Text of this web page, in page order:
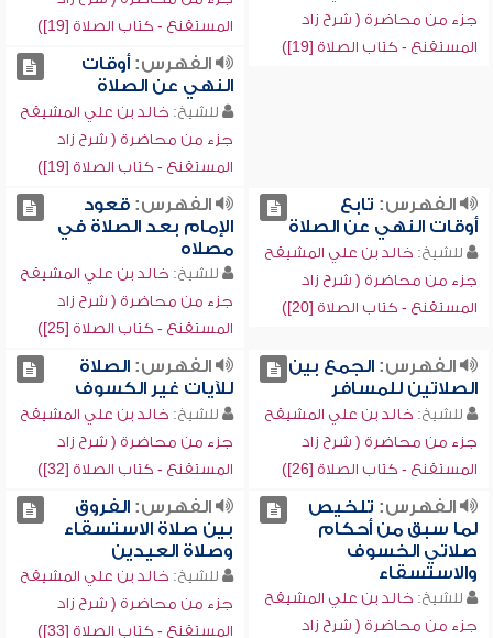
جزء من محاضرة ( شرح زاد
المستقنع - كتاب الصلاة [19])
المستقنع - كتاب الصلاة [19])
الفهرس:أوقات
النهي عن الصلاة
للشيخ: خالد بن علي المشيقح
جزء من محاضرة ( شرح زاد
المستقنع - كتاب الصلاة [19])
الفهرس: تابع
أوقات النهي عن الصلاة
للشيخ: خالد بن علي المشيقح
جزء من محاضرة ( شرح زاد
المستقنع - كتاب الصلاة [20])
الفهرس:قعود
الإمام بعد الصلاة في
مصلاه
للشيخ: خالد بن علي المشيقح
جزء من محاضرة ( شرح زاد
المستقنع - كتاب الصلاة [25])
الفهرس:الجمع بين
الصلاتين للمسافر
للشيخ: خالد بن علي المشيقح
جزء من محاضرة ( شرح زاد
المستقنع - كتاب الصلاة [26])
الفهرس:الصلاة
للآيات غير الكسوف
للشيخ: خالد بن علي المشيقح
جزء من محاضرة ( شرح زاد
المستقنع - كتاب الصلاة [32])
الفهرس: تلخيص
لما سبق من أحكام
صلاتي الخسوف
والاستسقاء
للشيخ: خالد بن علي المشيقح
جزء من محاضرة ( شرح زاد
الفهرس:الفروق
بين صلاة الاستسقاء
وصلاة العيدين
للشيخ: خالد بن علي المشيقح
جزء من محاضرة ( شرح زاد
المستقنع - كتاب الصلاة [33])